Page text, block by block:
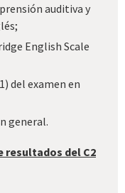
auditiva y
English Scale
del examen en
general.
resultados del C2